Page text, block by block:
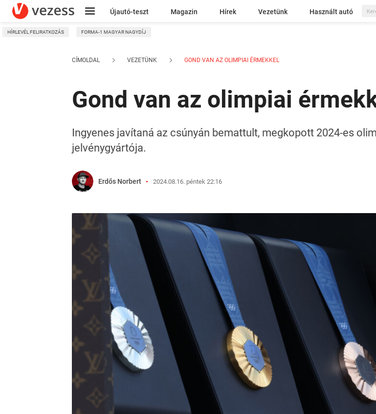
Újautó-teszt Magazin Hírek Vezetünk Használt autó
Kresz
HÍRLEVÉL FELIRATKOZÁS FORMA-1 MAGYAR NAGYDÍJ
CÍMOLDAL VEZETÜNK GOND VAN AZ OLIMPIAI ÉRMEKKEL
Gond van az olimpiai
Ingyenes javítaná az csúnyán bemattult, megkopott 2024-es
jelvénygyártója.
Erdős Norbert 2024.08.16. péntek 22:16